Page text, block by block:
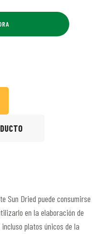
Sun Dried puede consumirse
en la elaboración de
platos únicos de la